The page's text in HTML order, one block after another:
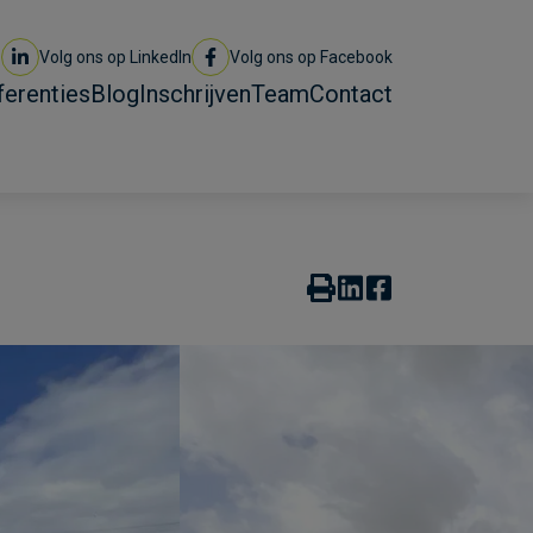
Volg ons op LinkedIn Volg ons op Facebook
BlogInschrijvenTeamContact